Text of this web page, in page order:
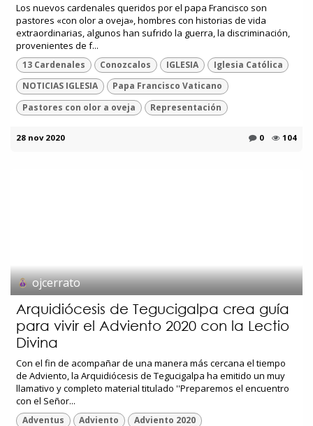
Los nuevos cardenales queridos por el papa Francisco son
pastores «con olor a oveja», hombres con historias de vida
extraordinarias, algunos han sufrido la guerra, la discriminación,
provenientes de f...
13 Cardenales Conozcalos IGLESIA
Iglesia Católica
NOTICIAS IGLESIA
Papa Francisco Vaticano
Pastores con olor a oveja
Representación
28 nov 2020 0 104
ojcerrato
Arquidiócesis de Tegucigalpa crea guía
para vivir el Adviento 2020 con la Lectio
Divina
Con el fin de acompañar de una manera más cercana el tiempo
de Adviento, la Arquidiócesis de Tegucigalpa ha emitido un muy
llamativo y completo material titulado ''Preparemos el encuentro
con el Señor...
Adventus Adviento
Adviento 2020